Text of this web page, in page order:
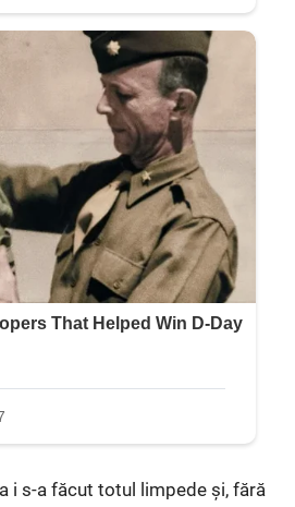
i s-a făcut totul limpede și, fără